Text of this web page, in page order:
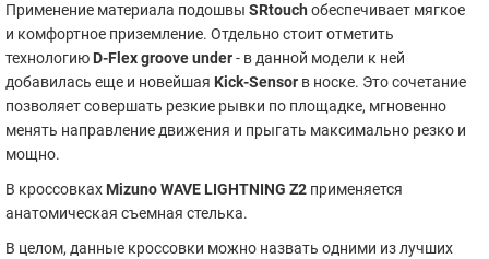
Применение материала подошвы SRtouch обеспечивает мягкое
и комфортное приземление. Отдельно стоит отметить
технологию D-Flex groove under- в данной модели к ней
добавилась еще и новейшая Kick-Sensor в носке. Это сочетание
позволяет совершать резкие рывки по площадке, мгновенно
менять направление движения и прыгать максимально резко и
мощно.
В кроссовках Мizuno WAVE LIGHTNING Z2 применяется
анатомическая съемная стелька.
В целом, данные кроссовки можно назвать одними из лучших